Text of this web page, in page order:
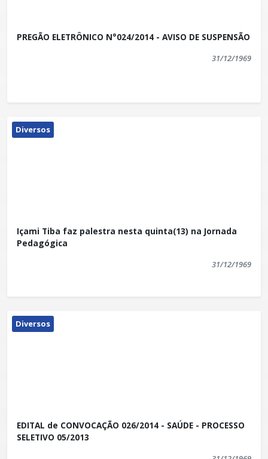
PREGÃO ELETRÔNICO N°024/2014 - AVISO DE SUSPENSÃO
31/12/1969
Diversos
Içami Tiba faz palestra nesta quinta(13) na Jornada
Pedagógica
31/12/1969
Diversos
EDITAL de CONVOCAÇÃO 026/2014 - SAÚDE - PROCESSO
SELETIVO 05/2013